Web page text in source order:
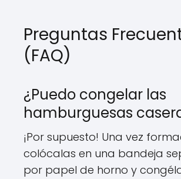
Preguntas
(FAQ)
¿Puedo congelar las
hamburguesas
¡Por supuesto! Una vez
colócalas en una bandeja
por papel de horno y